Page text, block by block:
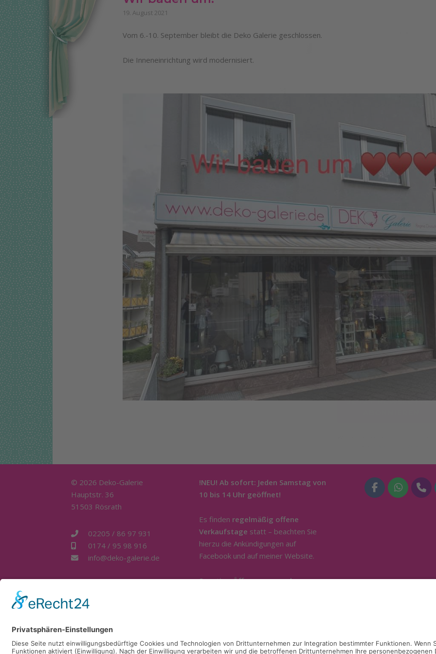
19. August 2021
Vom 6.-10. September bleibt die Deko Galerie geschlossen.
Die Inneneinrichtung wird modernisiert.
SIE
KEIN
OPENING
Tragen Sie sich ein und
erhalten Sie sofort
Informationen per E-
wenn ein neues Opening
Deko-Galerie geplant
Wir senden keinen Spam! Erfahre
© 2026 Deko-Galerie
Hauptstr. 36
51503 Rösrath
02205 / 86 97 931
0174 / 95 98 916
info@deko-galerie.de
!NEU! Ab sofort: Jeden Samstag von
10 bis 14 Uhr geöffnet!
Es finden regelmäßig offene
Verkaufstage statt – beachten Sie
hierzu die Ankündigungen auf
Facebook und auf meiner Website.
Sonstige Öffnung nur nach
erreichen mich telefonisch unter0174